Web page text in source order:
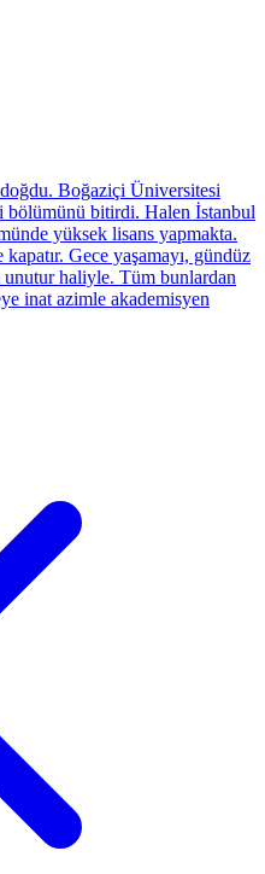
Boğaziçi Üniversitesi
bitirdi. Halen İstanbul
yüksek lisans yapmakta.
Gece yaşamayı, gündüz
unutur haliyle. Tüm bunlardan
inat azimle akademisyen